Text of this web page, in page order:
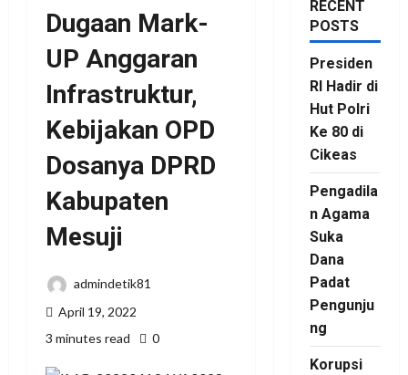
Dugaan Mark-
UP Anggaran
Infrastruktur,
Kebijakan OPD
Dosanya DPRD
Kabupaten
Mesuji
admindetik81
April 19, 2022
3 minutes read
0
RECENT
POSTS
Presiden
RI Hadir di
Hut Polri
Ke 80 di
Cikeas
Pengadila
n Agama
Suka
Dana
Padat
Pengunju
ng
Korupsi